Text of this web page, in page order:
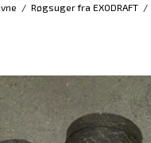
/ Røgsuger fra EXODRAFT /